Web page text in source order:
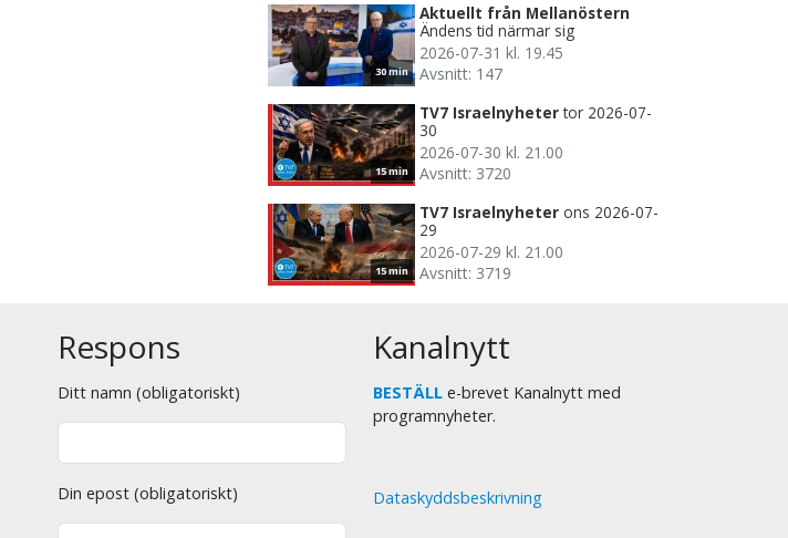
30 min
Aktuellt från Mellanöstern
Ändens tid närmar sig
2026-07-31 kl. 19.45
Avsnitt: 147
15 min
TV7 Israelnyheter tor 2026-07-
30
2026-07-30 kl. 21.00
Avsnitt: 3720
15 min
TV7 Israelnyheter ons 2026-07-
29
2026-07-29 kl. 21.00
Avsnitt: 3719
Respons
Ditt namn (obligatoriskt)
Din epost (obligatoriskt)
Kanalnytt
BESTÄLL e-brevet Kanalnytt med
programnyheter.
Dataskyddsbeskrivning